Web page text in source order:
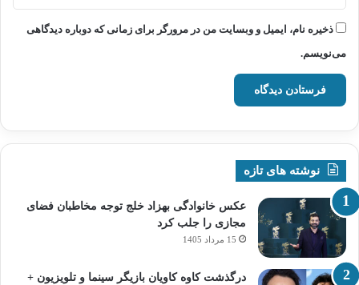
ذخیره نام، ایمیل و وبسایت من در مرورگر برای زمانی که دوباره دیدگاهی
می‌نویسم.
نوشته های تازه
عکس خانوادگی بهزاد خلج توجه مخاطبان فضای
مجازی را جلب کرد
15 مرداد 1405
درگذشت کاوه کاویان بازیگر سینما و تلویزیون +